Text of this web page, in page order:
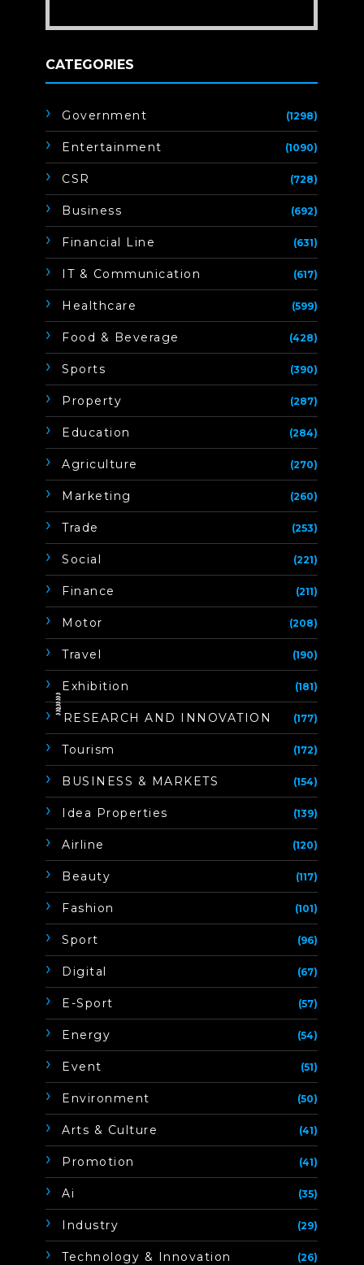
CATEGORIES
Government (1298)
Entertainment (1090)
CSR (728)
Business (692)
Financial Line (631)
IT & Communication (617)
Healthcare (599)
Food & Beverage (428)
Sports (390)
Property (287)
Education (284)
Agriculture (270)
Marketing (260)
Trade (253)
Social (221)
Finance (211)
Motor (208)
Travel (190)
Exhibition (181)
ิิีิิิิิRESEARCH AND INNOVATION (177)
Tourism (172)
BUSINESS & MARKETS (154)
Idea Properties (139)
Airline (120)
Beauty (117)
Fashion (101)
Sport (96)
Digital (67)
E-Sport (57)
Energy (54)
Event (51)
Environment (50)
Arts & Culture (41)
Promotion (41)
Ai (35)
Industry (29)
Technology & Innovation (26)